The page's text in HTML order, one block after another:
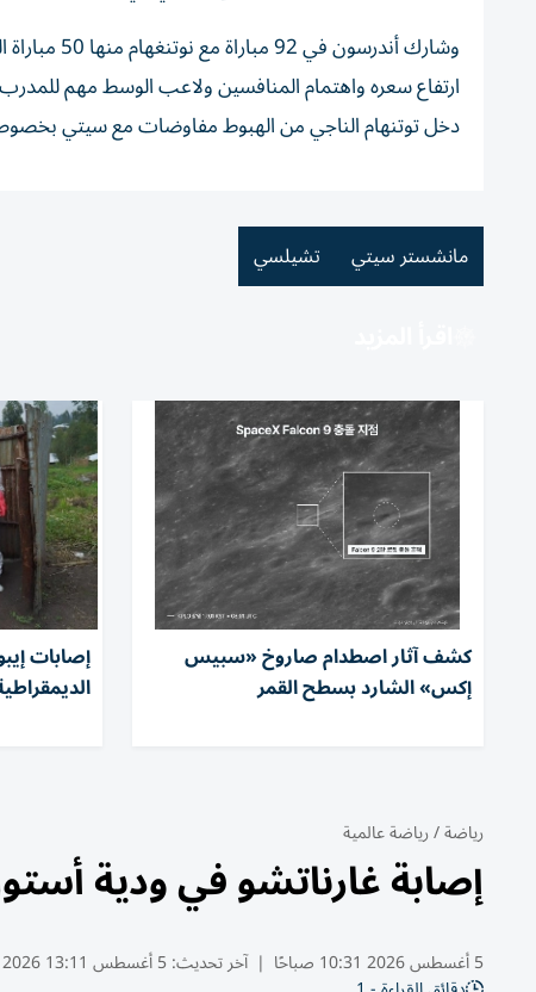
وشارك
ارتفاع سعره واهتمام المنافسين ولاعب الوسط مهم للمدرب
دخل توتنهام الناجي من الهبوط مفاوضات مع سيتي
مانشستر سيتي تشيلسي
كشف آثار اصطدام صاروخ «سبيس
إكس» الشارد بسطح القمر الديمقراطية..
رياضة/رياضة عالمية
إصابة غارناتشو في ودية
5 أغسطس 2026 10:31 صباحًا | آخر تحديث:5 أغسطس 13:11 2026